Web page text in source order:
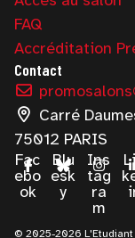
FAQ
Accréditation
Contact
Carré
75012 PARIS
Fac
ebo
ok
Blu
esk
y
Ins
tag
ra
m
© 2025-2026 L'Etudiant